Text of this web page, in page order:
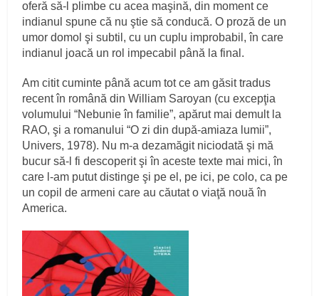
oferă să-l plimbe cu acea maşină, din moment ce
indianul spune că nu ştie să conducă. O proză de un
umor domol şi subtil, cu un cuplu improbabil, în care
indianul joacă un rol impecabil până la final.
Am citit cuminte până acum tot ce am găsit tradus
recent în română din William Saroyan (cu excepţia
volumului “Nebunie în familie”, apărut mai demult la
RAO, şi a romanului “O zi din după-amiaza lumii”,
Univers, 1978). Nu m-a dezamăgit niciodată şi mă
bucur să-l fi descoperit şi în aceste texte mai mici, în
care l-am putut distinge şi pe el, pe ici, pe colo, ca pe
un copil de armeni care au căutat o viaţă nouă în
America.